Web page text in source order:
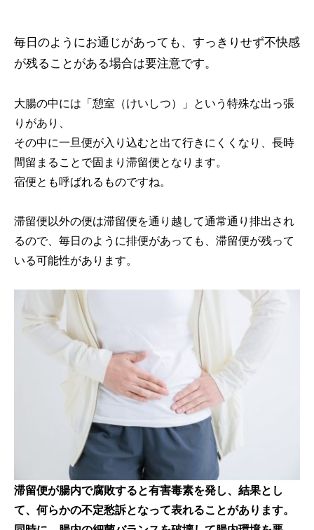
毎日のようにお通じがあっても、すっきりせず不快感
が残ることがある場合は要注意です。
大腸の中には「憩室（けいしつ）」という特殊な出っ張
りがあり、
その中に一旦便が入り込むと出て行きにくくなり、長時
間留まることで固まり滞留便となります。
宿便とも呼ばれるものですね。
滞留便以外の便は滞留便を通り越して通常通り排出され
るので、毎日のように排便があっても、滞留便が残って
いる可能性があります。
滞留便が腸内で腐敗すると有害毒素を発し、結果とし
て、何らかの不定愁訴となって表れることがあります。